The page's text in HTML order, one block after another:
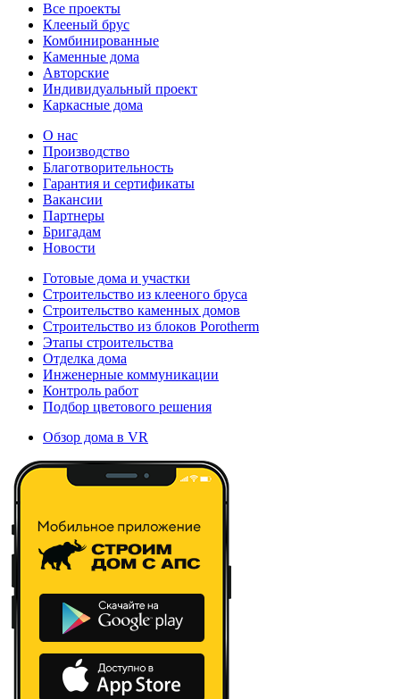
Все проекты
Клееный брус
Комбинированные
Каменные дома
Авторские
Индивидуальный проект
Каркасные дома
О нас
Производство
Благотворительность
Гарантия и сертификаты
Вакансии
Партнеры
Бригадам
Новости
Готовые дома и участки
Строительство из клееного бруса
Строительство каменных домов
Строительство из блоков Porotherm
Этапы строительства
Отделка дома
Инженерные коммуникации
Контроль работ
Подбор цветового решения
Обзор дома в VR